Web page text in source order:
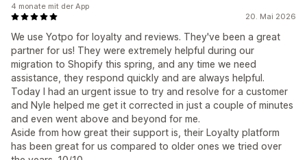
20. Mai 2026
We use Yotpo for loyalty and reviews. They've been a great
partner for us! They were extremely helpful during our
migration to Shopify this spring, and any time we need
assistance, they respond quickly and are always helpful.
Today I had an urgent issue to try and resolve for a customer
and Nyle helped me get it corrected in just a couple of minutes
and even went above and beyond for me.
Aside from how great their support is, their Loyalty platform
has been great for us compared to older ones we tried over
4 monate mit der App